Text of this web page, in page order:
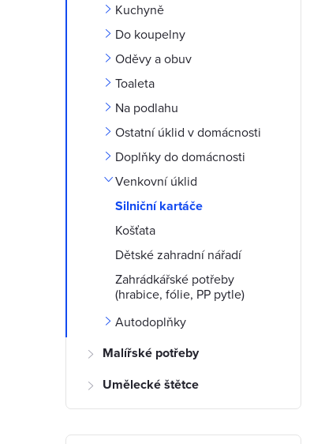
l
Kuchyně
Do koupelny
Oděvy a obuv
Toaleta
Na podlahu
Ostatní úklid v domácnosti
Doplňky do domácnosti
Venkovní úklid
Silniční kartáče
Košťata
Dětské zahradní nářadí
Zahrádkářské potřeby
(hrabice, fólie, PP pytle)
Autodoplňky
Malířské potřeby
Umělecké štětce